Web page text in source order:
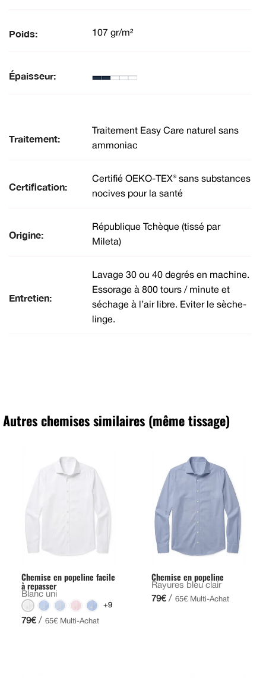
Poids: 107 gr/m²
Épaisseur:
Traitement:
Traitement Easy Care naturel sans
ammoniac
Certification:
Certifié OEKO-TEX® sans substances
nocives pour la santé
Origine:
République Tchèque (tissé par
Mileta)
Entretien:
Lavage 30 ou 40 degrés en machine.
Essorage à 800 tours / minute et
séchage à l’air libre. Eviter le sèche-
linge.
Autres chemises similaires (même tissage)
Chemise en popeline facile
à repasser
Blanc uni
+9
79€ / 65€ Multi-Achat
Chemise en popeline
Rayures bleu clair
79€ / 65€ Multi-Achat